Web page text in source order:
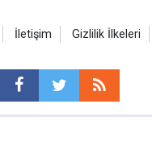
İletişim Gizlilik İlkeleri